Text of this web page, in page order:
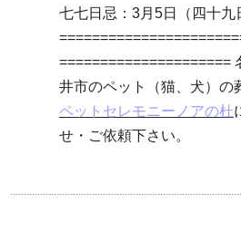
七七日忌：3月5日（四十九
=====================
井市のペット（猫、犬）の
ペットセレモニーノアの杜
せ・ご依頼下さい。